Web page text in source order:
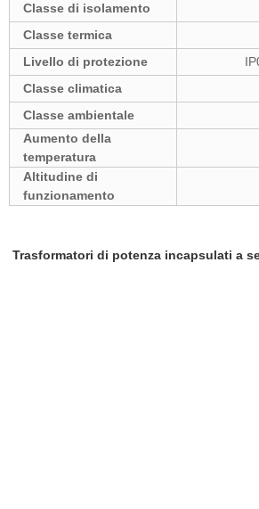
Classe di isolamento
Classe termica
Livello di protezione
Classe climatica
Classe ambientale
Aumento della
temperatura
Altitudine di
funzionamento
Trasformatori di potenza incapsulati a